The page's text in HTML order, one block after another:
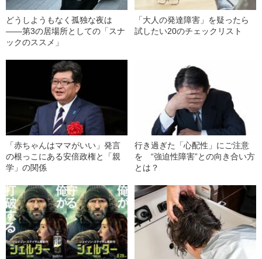
どうしようもなく孤独な夜は
――第3の居場所としての「スナ
ックのススメ」
「大人の発達障害」を疑ったら
試したい20のチェックリスト
「赤ちゃんはママがいい」発言
の根っこにある安倍政権と「親
学」の関係
行き過ぎた「心配性」にご注意
を “強迫性障害”との向き合い方
とは？